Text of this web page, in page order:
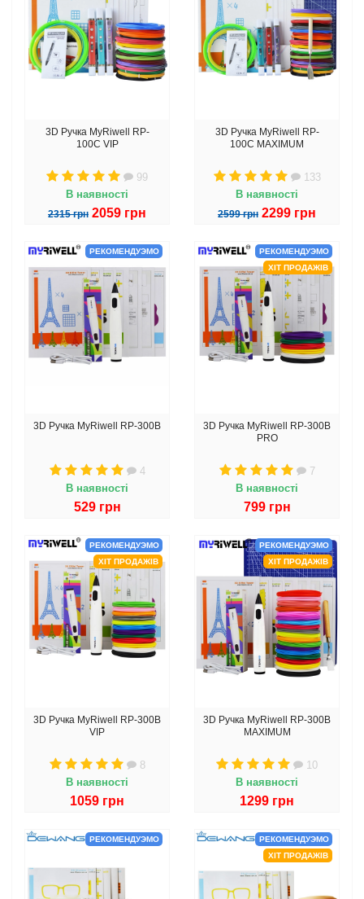
3D Ручка MyRiwell RP-
100C VIP
99
В наявності
2315 грн 2059 грн
3D Ручка MyRiwell RP-
100C MAXIMUM
133
В наявності
2599 грн 2299 грн
РЕКОМЕНДУЭМО
3D Ручка MyRiwell RP-300B
4
В наявності
529 грн
РЕКОМЕНДУЭМО
ХІТ ПРОДАЖІВ
3D Ручка MyRiwell RP-300B
PRO
7
В наявності
799 грн
РЕКОМЕНДУЭМО
ХІТ ПРОДАЖІВ
3D Ручка MyRiwell RP-300B
VIP
8
В наявності
1059 грн
РЕКОМЕНДУЭМО
ХІТ ПРОДАЖІВ
3D Ручка MyRiwell RP-300B
MAXIMUM
10
В наявності
1299 грн
РЕКОМЕНДУЭМО
РЕКОМЕНДУЭМО
ХІТ ПРОДАЖІВ